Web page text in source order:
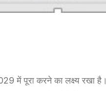
में पूरा करने का लक्ष्य रखा है।